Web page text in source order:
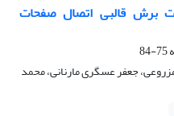
برش قالبی اتصال صفحات
75-84
جعفر عسگری مارنانی، محمد